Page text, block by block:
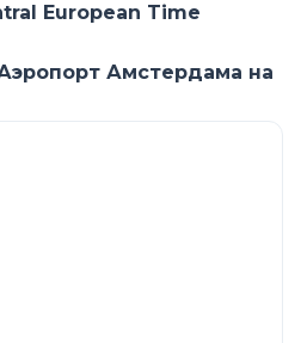
European Time
Амстердама на